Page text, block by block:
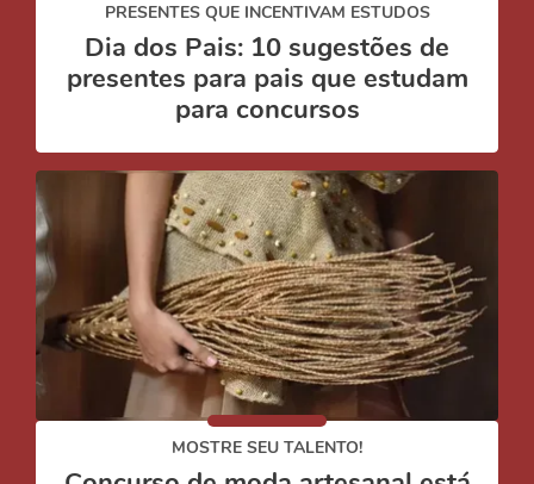
PRESENTES QUE INCENTIVAM ESTUDOS
Dia dos Pais: 10 sugestões de
presentes para pais que estudam
para concursos
MOSTRE SEU TALENTO!